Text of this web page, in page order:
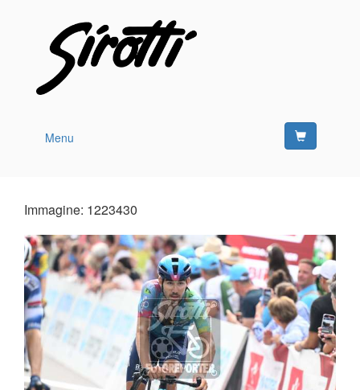
Menu
Immagine: 1223430